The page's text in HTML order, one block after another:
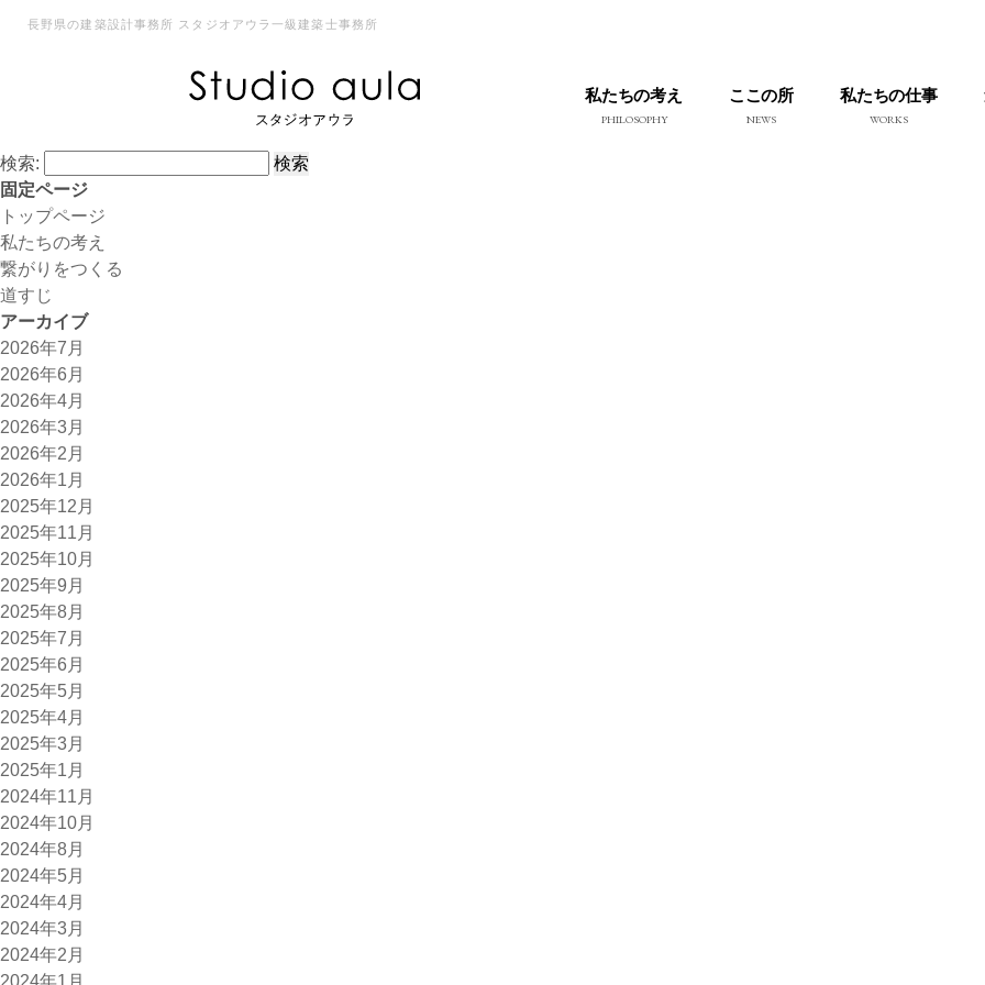
長野県の建築設計事務所 スタジオアウラ一級建築士事務所
私たちの考え
PHILOSOPHY
ここの所
NEWS
私たちの仕事
WORKS
検索:
固定ページ
トップページ
私たちの考え
繋がりをつくる
道すじ
アーカイブ
2026年7月
2026年6月
2026年4月
2026年3月
2026年2月
2026年1月
2025年12月
2025年11月
2025年10月
2025年9月
2025年8月
2025年7月
2025年6月
2025年5月
2025年4月
2025年3月
2025年1月
2024年11月
2024年10月
2024年8月
2024年5月
2024年4月
2024年3月
2024年2月
2024年1月